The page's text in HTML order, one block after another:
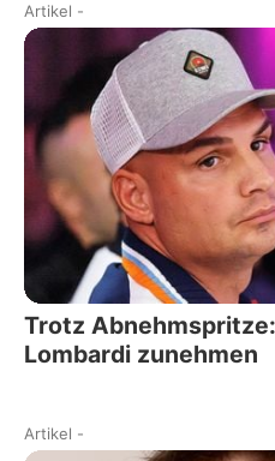
Artikel -
Trotz
Lombardi zunehmen
Artikel -